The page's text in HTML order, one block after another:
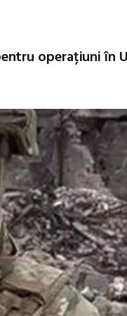
operațiuni în